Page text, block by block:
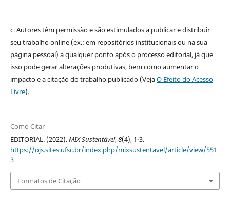
c. Autores têm permissão e são estimulados a publicar e distribuir
seu trabalho online (ex.: em repositórios institucionais ou na sua
página pessoal) a qualquer ponto após o processo editorial, já que
isso pode gerar alterações produtivas, bem como aumentar o
impacto e a citação do trabalho publicado (VejaO Efeito do Acesso
Livre).
Como Citar
EDITORIAL. (2022).MIX Sustentável,8(4), 1-3.
https://ojs.sites.ufsc.br/index.php/mixsustentavel/article/view/551
3
Formatos de Citação